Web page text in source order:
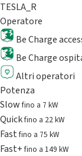
TESLA_R
Operatore
Be Charge
Be Charge
Altri operatori
Potenza
Slowfino a 7 kW
Quickfino a 22 kW
Fastfino a 75 kW
Fast+fino a 149 kW